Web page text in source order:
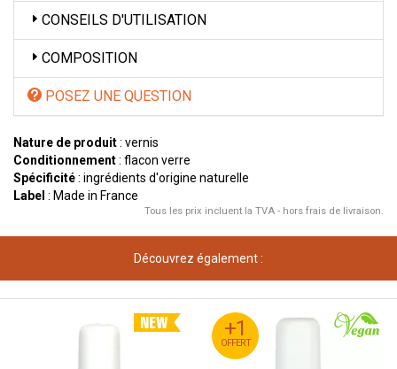
CONSEILS D'UTILISATION
COMPOSITION
POSEZ UNE QUESTION
Nature de produit: vernis
Conditionnement: flacon verre
Spécificité: ingrédients d'origine naturelle
Label : Made in France
Tous les prix incluent la TVA - hors frais de livraison.
Découvrez également :
+1
OFFERT
+1
OFFERT